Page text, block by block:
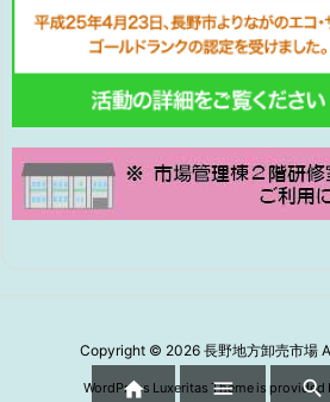
Copyright © 2026 長野地方卸売市場
WordPress Luxeritas Theme is provided
  